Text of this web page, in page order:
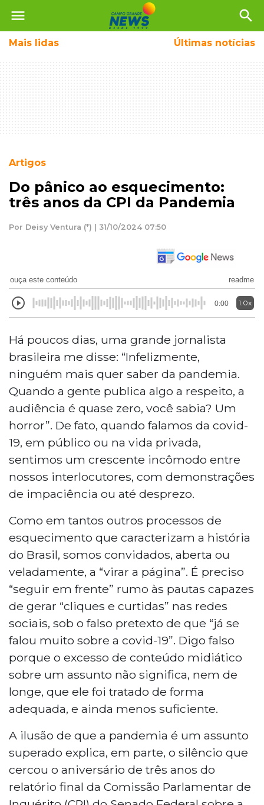
menu search
Mais lidas Últimas notícias
Artigos
Do pânico ao esquecimento:
três anos da CPI da Pandemia
Por Deisy Ventura (*) | 31/10/2024 07:50
ouça este conteúdo readme
0:00 1.0x
Há poucos dias, uma grande jornalista
brasileira me disse: “Infelizmente,
ninguém mais quer saber da pandemia.
Quando a gente publica algo a respeito, a
audiência é quase zero, você sabia? Um
horror”. De fato, quando falamos da covid-
19, em público ou na vida privada,
sentimos um crescente incômodo entre
nossos interlocutores, com demonstrações
de impaciência ou até desprezo.
Como em tantos outros processos de
esquecimento que caracterizam a história
do Brasil, somos convidados, aberta ou
veladamente, a “virar a página”. É preciso
“seguir em frente” rumo às pautas capazes
de gerar “cliques e curtidas” nas redes
sociais, sob o falso pretexto de que “já se
falou muito sobre a covid-19”. Digo falso
porque o excesso de conteúdo midiático
sobre um assunto não significa, nem de
longe, que ele foi tratado de forma
adequada, e ainda menos suficiente.
A ilusão de que a pandemia é um assunto
superado explica, em parte, o silêncio que
cercou o aniversário de três anos do
relatório final da Comissão Parlamentar de